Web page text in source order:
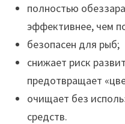
полностью
эффективнее, чем
безопасен для рыб;
снижает риск
предотвращает
очищает без
средств.